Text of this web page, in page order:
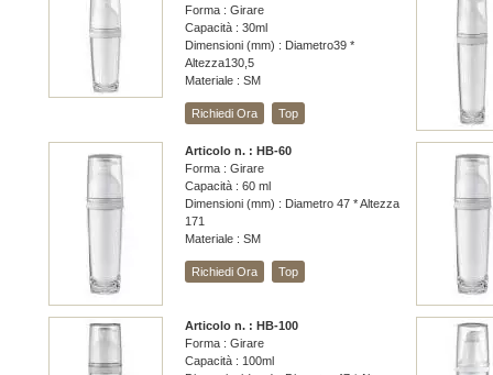
Forma : Girare
Capacità : 30ml
Dimensioni (mm) : Diametro39 *
Altezza130,5
Materiale : SM
Richiedi Ora Top
Articolo n. : HB-60
Forma : Girare
Capacità : 60 ml
Dimensioni (mm) : Diametro 47 * Altezza
171
Materiale : SM
Richiedi Ora Top
Articolo n. : HB-100
Forma : Girare
Capacità : 100ml